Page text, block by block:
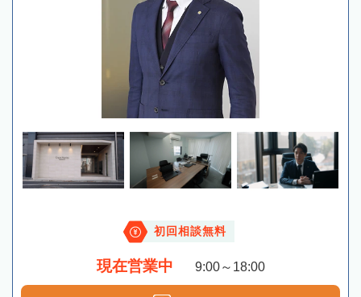
初回相談無料
現在営業中 9:00～18:00